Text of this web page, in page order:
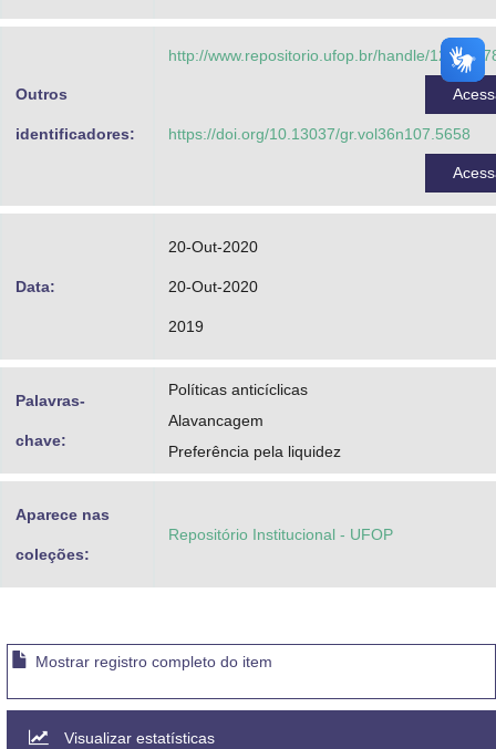
Outros
identificadores:
http://www.repositorio.ufop.br/handle/
https://doi.org/10.13037/gr.vol36n107.5658
Data:
20-Out-2020
20-Out-2020
2019
Palavras-
chave:
Políticas anticíclicas
Alavancagem
Preferência pela liquidez
Aparece nas
coleções:
Repositório Institucional - UFOP
Mostrar registro completo do item
Visualizar estatísticas